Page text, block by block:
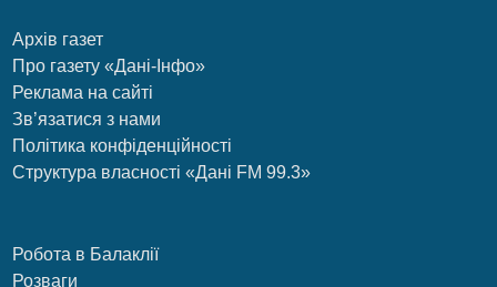
Архів газет
Про газету «Дані-Інфо»
Реклама на сайті
Зв’язатися з нами
Політика конфіденційності
Структура власності «Дані FM 99.3»
Робота в Балаклії
Розваги